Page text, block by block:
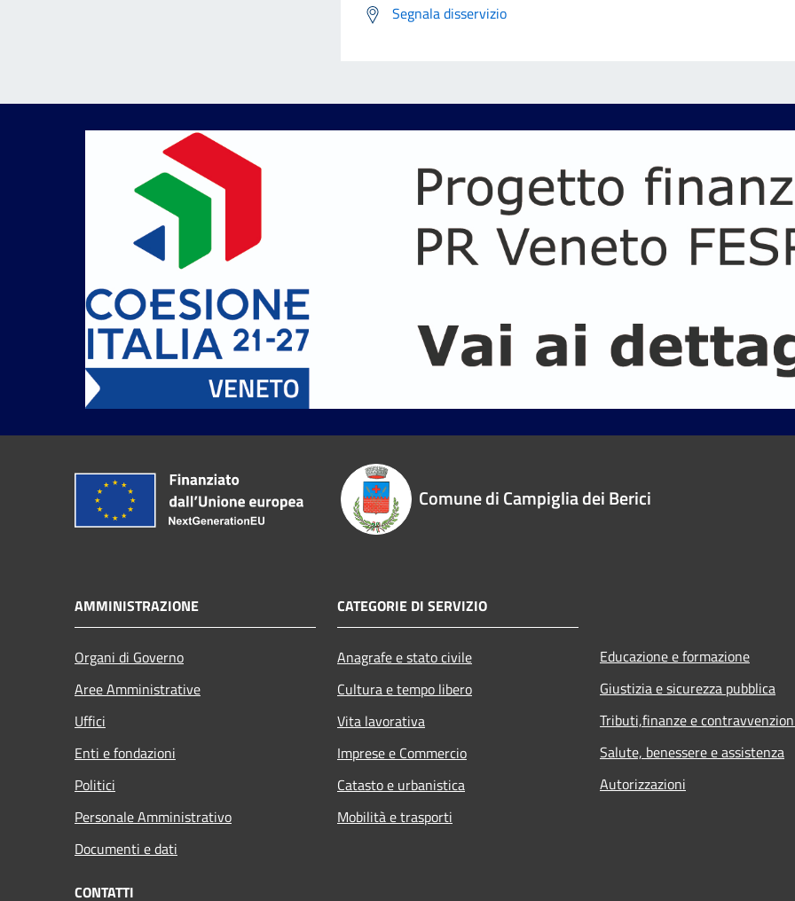
Segnala disservizio
Comune di Campiglia dei Berici
AMMINISTRAZIONE
Organi di Governo
Aree Amministrative
Uffici
Enti e fondazioni
Politici
Personale Amministrativo
Documenti e dati
CATEGORIE DI SERVIZIO
Anagrafe e stato civile
Cultura e tempo libero
Vita lavorativa
Imprese e Commercio
Catasto e urbanistica
Mobilità e trasporti
Educazione e formazione
Giustizia e sicurezza pubblica
Tributi,finanze e
Salute, benessere e assistenza
Autorizzazioni
CONTATTI